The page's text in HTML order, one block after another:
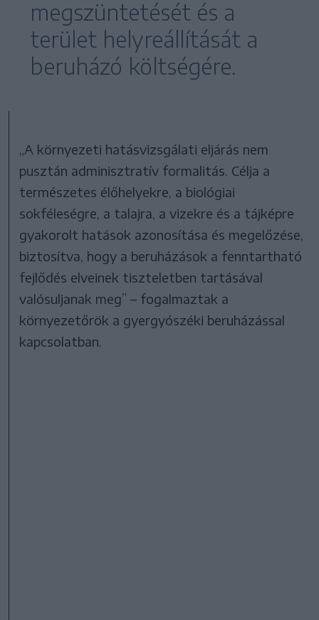
megszüntetését és a
terület helyreállítását a
beruházó költségére.
„A környezeti hatásvizsgálati eljárás nem
pusztán adminisztratív formalitás. Célja a
természetes élőhelyekre, a biológiai
sokféleségre, a talajra, a vizekre és a tájképre
gyakorolt hatások azonosítása és megelőzése,
biztosítva, hogy a beruházások a fenntartható
fejlődés elveinek tiszteletben tartásával
valósuljanak meg” – fogalmaztak a
környezetőrök a gyergyószéki beruházással
kapcsolatban.